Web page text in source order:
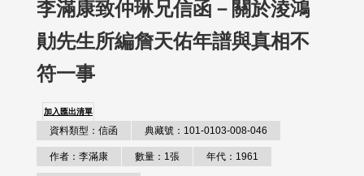
李滿康致仲琳兄信函－關於淩鴻
勛先生所編詹天佑年譜與真相不
符一事
加入匯出清單
資料類型：信函 典藏號：101-0103-008-046
作者：李滿康 數量：1張 年代：1961